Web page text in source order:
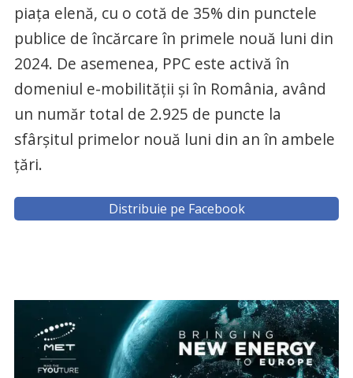
piața elenă, cu o cotă de 35% din punctele
publice de încărcare în primele nouă luni din
2024. De asemenea, PPC este activă în
domeniul e-mobilității și în România, având
un număr total de 2.925 de puncte la
sfârșitul primelor nouă luni din an în ambele
țări.
Distribuie pe Facebook